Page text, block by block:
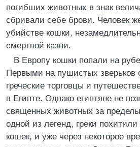
погибших животных в знак
сбривали себе брови. Человек
убийстве кошки,
смертной казни.
В Европу кошки попали на
Первыми на пушистых зверьков
греческие торговцы и
в Египте. Однако египтяне не
священных животных за
одной из легенд, греки похитили
кошек, и уже через некоторое